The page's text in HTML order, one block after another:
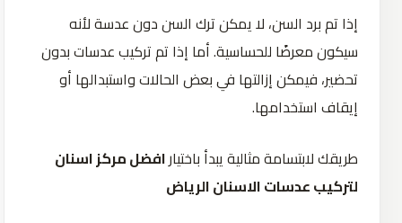
إذا تم برد السن، لا يمكن ترك السن دون عدسة لأنه
سيكون معرضًا للحساسية. أما إذا تم تركيب عدسات بدون
تحضير، فيمكن إزالتها في بعض الحالات واستبدالها أو
إيقاف استخدامها.
طريقك لابتسامة مثالية يبدأ باختيارافضل مركز اسنان
لتركيب عدسات الاسنان الرياض